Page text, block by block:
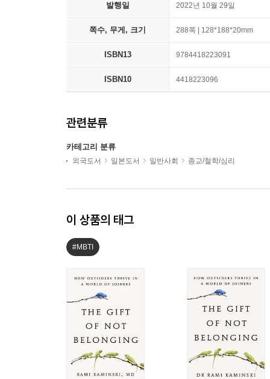
발행일 2022년 10월 29일
쪽수, 무게, 크기 288쪽 | 128*188*20mm
ISBN13 9784418223091
ISBN10 4418223096
관련분류
카테고리 분류
외국도서 일본도서 일반사회 종교/철학/심리
이 상품의 태그
#MBTI